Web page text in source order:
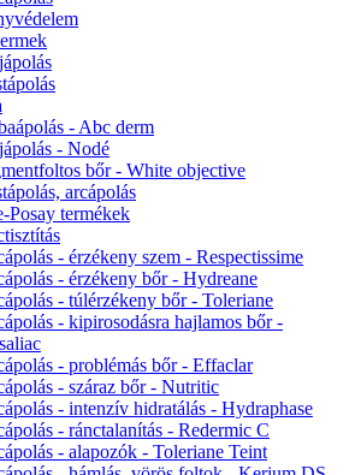
- Abc derm
- Nodé
bőr - White objective
arcápolás
Posay termékek
- érzékeny szem - Respectissime
- érzékeny bőr - Hydreane
- túlérzékeny bőr - Toleriane
- kipirosodásra hajlamos bőr -
- problémás bőr - Effaclar
- száraz bőr - Nutritic
- intenzív hidratálás - Hydraphase
- ránctalanítás - Redermic C
- alapozók - Toleriane Teint